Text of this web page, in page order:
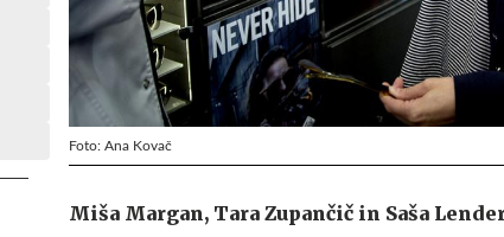
Foto: Ana Kovač
Miša Margan, Tara Zupančič in Saša